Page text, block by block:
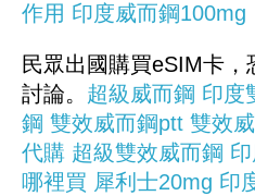
作用 印度威而鋼100mg
民眾出國購買eSIM卡，
討論。 超級威而鋼 印度
鋼 雙效威而鋼ptt 雙效
代購 超級雙效威而鋼
哪裡買 犀利士20mg 印